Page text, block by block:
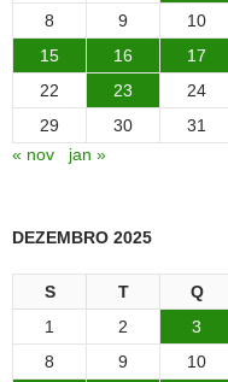
8
9 10
15
16 17
22
23 24
29
30
31
« nov
jan »
DEZEMBRO 2025
S T Q
1
2 3
8
9 10